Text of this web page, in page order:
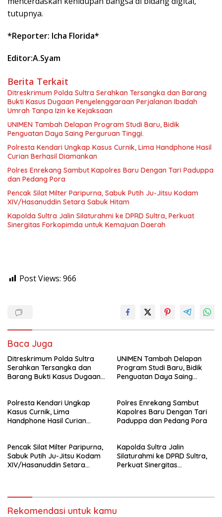
tutupnya.
*Reporter: Icha Florida*
Editor:A.Syam
Berita Terkait
Ditreskrimum Polda Sultra Serahkan Tersangka dan Barang
Bukti Kasus Dugaan Penyelenggaraan Perjalanan Ibadah
Umrah Tanpa Izin ke Kejaksaan
UNIMEN Tambah Delapan Program Studi Baru, Bidik
Penguatan Daya Saing Perguruan Tinggi.
Polresta Kendari Ungkap Kasus Curnik, Lima Handphone Hasil
Curian Berhasil Diamankan
Polres Enrekang Sambut Kapolres Baru Dengan Tari Paduppa
dan Pedang Pora
Pencak Silat Milter Paripurna, Sabuk Putih Ju-Jitsu Kodam
XIV/Hasanuddin Setara Sabuk Hitam
Kapolda Sultra Jalin Silaturahmi ke DPRD Sultra, Perkuat
Sinergitas Forkopimda untuk Kemajuan Daerah
Post Views: 966
Baca Juga
Ditreskrimum Polda Sultra
Serahkan Tersangka dan
Barang Bukti Kasus Dugaan
Kejaksaan
UNIMEN Tambah Delapan
Program Studi Baru, Bidik
Penguatan Daya Saing
Polresta Kendari Ungkap
Kasus Curnik, Lima
Handphone Hasil Curian
Polres Enrekang Sambut
Kapolres Baru Dengan Tari
Paduppa dan Pedang Pora
Pencak Silat Milter Paripurna,
Sabuk Putih Ju-Jitsu Kodam
XIV/Hasanuddin Setara
Kapolda Sultra Jalin
Silaturahmi ke DPRD Sultra,
Perkuat Sinergitas
Rekomendasi untuk kamu